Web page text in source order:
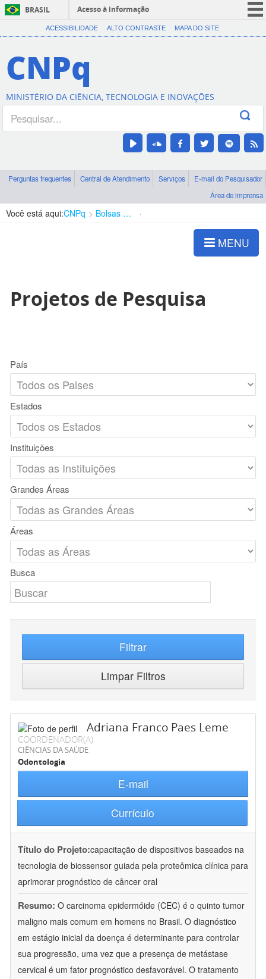
BRASIL
Acesso à informação
CORONAVÍRUS (COVID-19)
Canais
ACESSIBILIDADE ALTO CONTRASTE MAPA DO SITE
CNPq
MINISTÉRIO DA CIÊNCIA, TECNOLOGIA E INOVAÇÕES
Perguntas frequentes Central de Atendimento Serviços
E-mail do Pesquisador
Área de imprensa
Você está aqui:CNPq Bolsas e Auxílios Vigentes
MENU
Projetos de Pesquisa
País
Estados
Instituições
Grandes Áreas
Áreas
Busca
Filtrar
Limpar Filtros
Adriana Franco Paes Leme
COORDENADOR(A)
CIÊNCIAS DA SAÚDE
Odontologia
E-mail
Currículo
Título do Projeto:capacitação de dispositivos baseados na
tecnologia de biossensor guiada pela proteômica clínica para
aprimorar prognóstico de câncer oral
Resumo: O carcinoma epidermóide (CEC) é o quinto tumor
maligno mais comum em homens no Brasil. O diagnóstico
em estágio inicial da doença é determinante para controlar
sua progressão, uma vez que a presença de metástase
cervical é um fator prognóstico desfavorável. O tratamento